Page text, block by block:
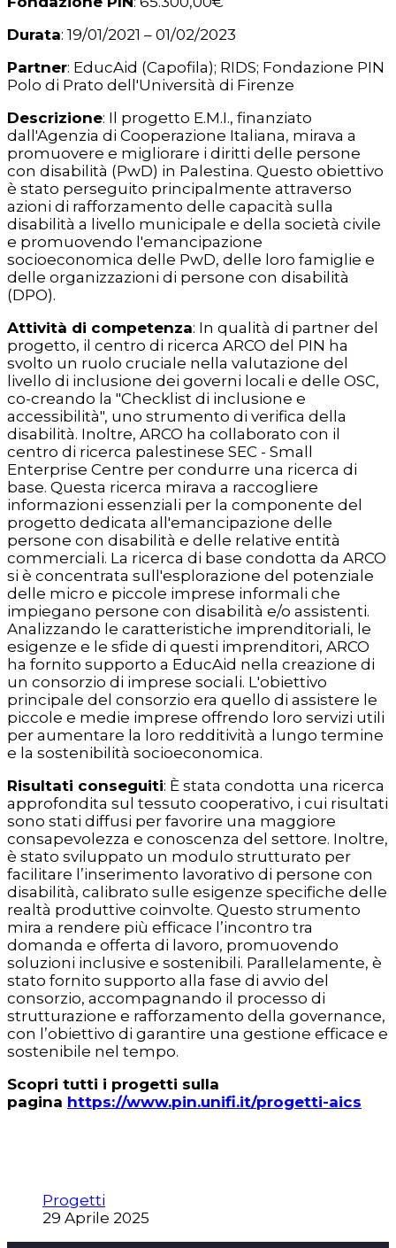
Durata: 19/01/2021 – 01/02/2023
Partner: EducAid (Capofila); RIDS; Fondazione PIN
Polo di Prato dell'Università di Firenze
Descrizione: Il progetto E.M.I., finanziato
dall'Agenzia di Cooperazione Italiana, mirava a
promuovere e migliorare i diritti delle persone
con disabilità (PwD) in Palestina. Questo obiettivo
è stato perseguito principalmente attraverso
azioni di rafforzamento delle capacità sulla
disabilità a livello municipale e della società civile
e promuovendo l'emancipazione
socioeconomica delle PwD, delle loro famiglie e
delle organizzazioni di persone con disabilità
(DPO).
Attività di competenza: In qualità di partner del
progetto, il centro di ricerca ARCO del PIN ha
svolto un ruolo cruciale nella valutazione del
livello di inclusione dei governi locali e delle OSC,
co-creando la "Checklist di inclusione e
accessibilità", uno strumento di verifica della
disabilità. Inoltre, ARCO ha collaborato con il
centro di ricerca palestinese SEC - Small
Enterprise Centre per condurre una ricerca di
base. Questa ricerca mirava a raccogliere
informazioni essenziali per la componente del
progetto dedicata all'emancipazione delle
persone con disabilità e delle relative entità
commerciali. La ricerca di base condotta da ARCO
si è concentrata sull'esplorazione del potenziale
delle micro e piccole imprese informali che
impiegano persone con disabilità e/o assistenti.
Analizzando le caratteristiche imprenditoriali, le
esigenze e le sfide di questi imprenditori, ARCO
ha fornito supporto a EducAid nella creazione di
un consorzio di imprese sociali. L'obiettivo
principale del consorzio era quello di assistere le
piccole e medie imprese offrendo loro servizi utili
per aumentare la loro redditività a lungo termine
e la sostenibilità socioeconomica.
Risultati conseguiti: È stata condotta una ricerca
approfondita sul tessuto cooperativo, i cui risultati
sono stati diffusi per favorire una maggiore
consapevolezza e conoscenza del settore. Inoltre,
è stato sviluppato un modulo strutturato per
facilitare l’inserimento lavorativo di persone con
disabilità, calibrato sulle esigenze specifiche delle
realtà produttive coinvolte. Questo strumento
mira a rendere più efficace l’incontro tra
domanda e offerta di lavoro, promuovendo
soluzioni inclusive e sostenibili. Parallelamente, è
stato fornito supporto alla fase di avvio del
consorzio, accompagnando il processo di
strutturazione e rafforzamento della governance,
con l’obiettivo di garantire una gestione efficace e
sostenibile nel tempo.
Scopri tutti i progetti sulla
pagina https://www.pin.unifi.it/progetti-aics
Progetti
29 Aprile 2025